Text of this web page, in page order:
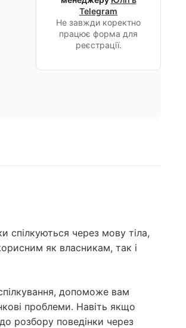
Telegram
Не завжди коректно
працює форма для
реєстрації.
спілкуються через мову тіла,
як власникам, так і
допоможе вам
проблеми. Навіть якщо
розбору поведінки через